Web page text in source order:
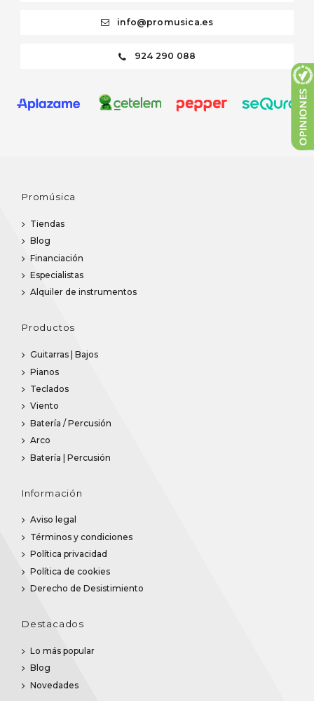
info@promusica.es
924 290 088
Promúsica
Tiendas
Blog
Financiación
Especialistas
Alquiler de instrumentos
Productos
Guitarras | Bajos
Pianos
Teclados
Viento
Batería / Percusión
Arco
Batería | Percusión
Información
Aviso legal
Términos y condiciones
Política privacidad
Política de cookies
Derecho de Desistimiento
Destacados
Lo más popular
Blog
Novedades